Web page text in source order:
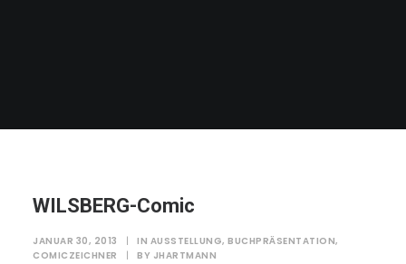
WILSBERG-Comic
JANUAR 30, 2013 | IN AUSSTELLUNG, BUCHPRÄSENTATION,
COMICZEICHNER
| BY JHARTMANN